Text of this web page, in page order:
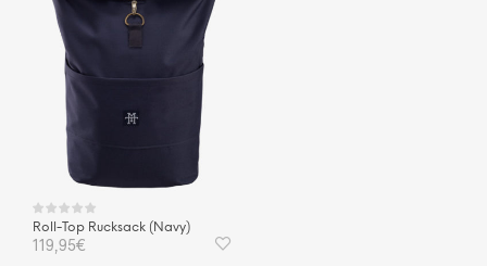
Roll-Top Rucksack (Navy)
119,95€